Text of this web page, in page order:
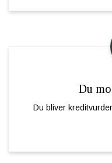
Du
Du bliver